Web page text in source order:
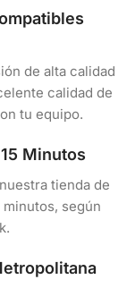
de alta calidad
calidad de
tu equipo.
Minutos
tienda de
minutos, según